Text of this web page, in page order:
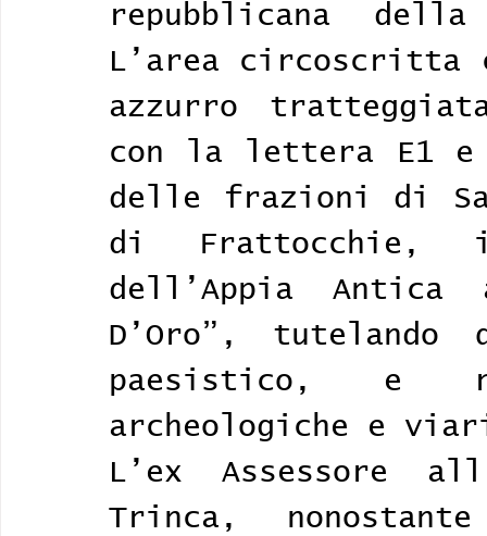
repubblicana
L’area circoscritta
azzurro
con la lettera E1
delle frazioni di
di Frattocchie,
dell’Appia
D’Oro”,
paesistico, e
archeologiche e
L’ex Assessore
Trinca,